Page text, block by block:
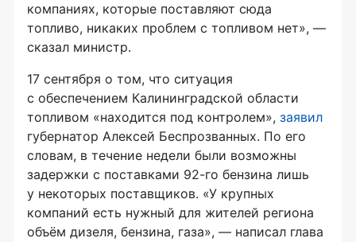
компаниях, которые поставляют сюда
топливо, никаких проблем с топливом нет», —
сказал министр.
17 сентября о том, что ситуация
с обеспечением Калининградской области
топливом «находится под контролем», заявил
губернатор Алексей Беспрозванных. По его
словам, в течение недели были возможны
задержки с поставками 92-го бензина лишь
у некоторых поставщиков. «У крупных
компаний есть нужный для жителей региона
объём дизеля, бензина, газа», — написал глава